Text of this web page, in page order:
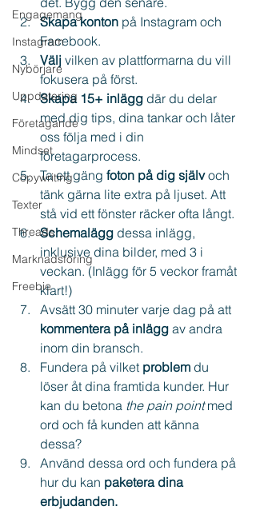
Engagemang
Instagram
Nybörjare
Uppdatering
Företagande
Mindset
Copywriting
Texter
Threads
Marknadsföring
Freebie
Skapa konton på Instagram och
Facebook.
Välj vilken av plattformarna du vill
fokusera på först.
Skapa 15+ inlägg där du delar
med dig tips, dina tankar och låter
oss följa med i din
företagarprocess.
Ta ett gäng foton på dig själv och
tänk gärna lite extra på ljuset. Att
stå vid ett fönster räcker ofta långt.
Schemalägg dessa inlägg,
inklusive dina bilder, med 3 i
veckan. (Inlägg för 5 veckor framåt
klart!)
Avsätt 30 minuter varje dag på att
kommentera på inlägg av andra
inom din bransch.
Fundera på vilket problem du
löser åt dina framtida kunder. Hur
kan du betona the pain point med
ord och få kunden att känna
dessa?
Använd dessa ord och fundera på
hur du kan paketera dina
erbjudanden.